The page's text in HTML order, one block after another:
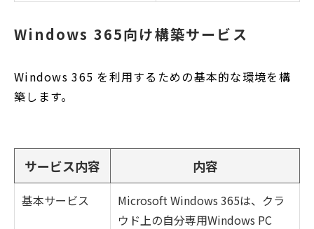
Windows 365向け構築サービス
Windows 365 を利用するための基本的な環境を構
築します。
サービス内容 内容
基本サービス
Microsoft Windows 365は、クラ
ウド上の自分専用Windows PC